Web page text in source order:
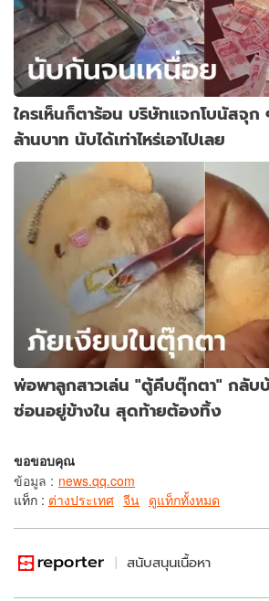
ใครเห็นก็ตาร้อน บริษัทแจกโบนัสจุก
ล้านบาท นับได้เท่าไหร่เอาไปเลย
พ่อพาลูกสาวเล่น "ตู้คีบตุ๊กตา" กลับ
ซ่อนอยู่ข้างใน สุดท้ายต้องทิ้ง
ขอขอบคุณ
ข้อมูล : news.qq.com
แท็ก : ต่างประเทศ จีน ดูแท็กทั้งหมด
สนับสนุนเนื้อหา